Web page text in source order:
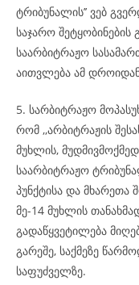
ტრიბუნალის’’ ვებ
საჯარო შეტყობინების
საარბიტრაჟო
აითვლება ამ
5. სარბიტრაჟო
რომ ,,არბიტრაჟის
მუხლის,
საარბიტრაჟო
პუნქტისა და
მე-14 მუხლის
გადაწყვეტილება
გარეშე, საქმეზე
საფუძველზე.